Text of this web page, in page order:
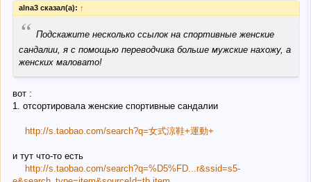
alna3 сказал(а): ↑
“ Подскажите несколько ссылок на спортивные женские
сандалии, я с помощью переводчика больше мужские нахожу, а
женских маловато!
вот :
1. отсортировала женские спортивные сандалии
http://s.taobao.com/search?q=女式涼鞋+運動+
и тут что-то есть
http://s.taobao.com/search?q=%D5%FD...r&ssid=s5-